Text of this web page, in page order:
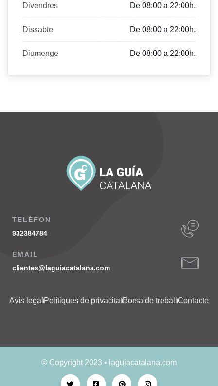
Divendres De 08:00 a 22:00h.
Dissabte De 08:00 a 22:00h.
Diumenge De 08:00 a 22:00h.
TELÈFON
932384784
EMAIL
clientes@laguiacatalana.com
Avís legal Polítiques de privacitatBorsa de treball Contacte
© Copyright 2023 • laguiacatalana.com